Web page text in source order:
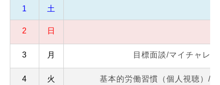
1 土
2 日
3 月 目標面談/マイチャレ
4 火 基本的労働習慣（個人視聴）/